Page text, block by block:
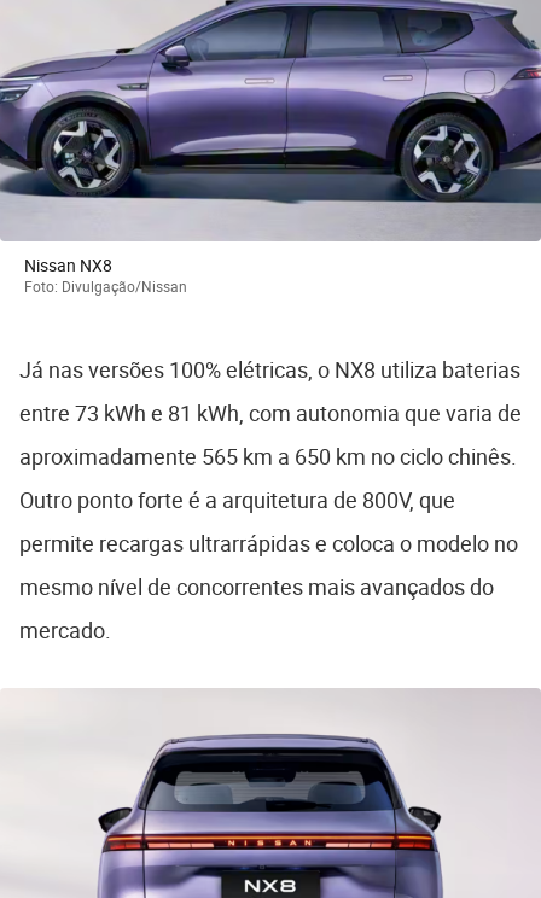
Nissan NX8
Foto: Divulgação/Nissan
Já nas versões 100% elétricas, o NX8 utiliza baterias
entre 73 kWh e 81 kWh, com autonomia que varia de
aproximadamente 565 km a 650 km no ciclo chinês.
Outro ponto forte é a arquitetura de 800V, que
permite recargas ultrarrápidas e coloca o modelo no
mesmo nível de concorrentes mais avançados do
mercado.